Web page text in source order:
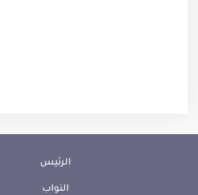
الرئيس
النواب